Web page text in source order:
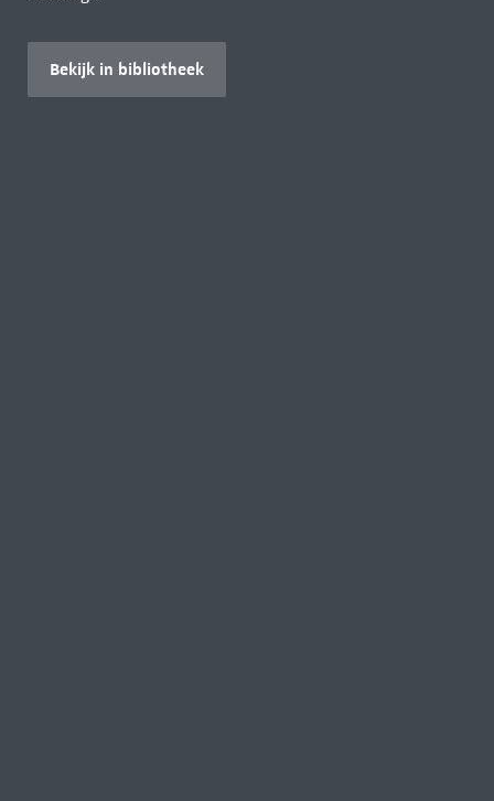
Bekijk in bibliotheek